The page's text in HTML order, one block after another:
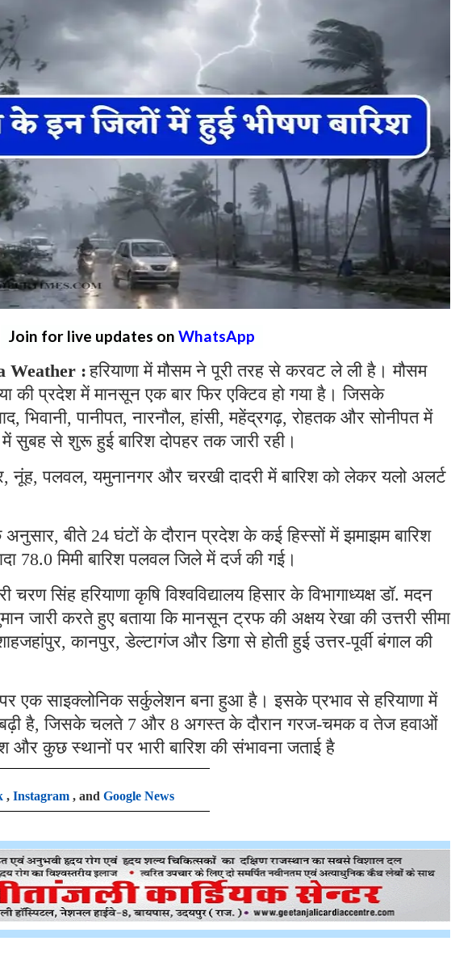
Join for live updates on WhatsApp
Weather : हरियाणा में मौसम ने पूरी तरह से करवट ले ली है। मौसम
की प्रदेश में मानसून एक बार फिर एक्टिव हो गया है। जिसके
भिवानी, पानीपत, नारनौल, हांसी, महेंद्रगढ़, रोहतक और सोनीपत में
सुबह से शुरू हुई बारिश दोपहर तक जारी रही।
पलवल, यमुनानगर और चरखी दादरी में बारिश को लेकर यलो अलर्ट
के अनुसार, बीते 24 घंटों के दौरान प्रदेश के कई हिस्सों में झमाझम बारिश
78.0 मिमी बारिश पलवल जिले में दर्ज की गई।
चरण सिंह हरियाणा कृषि विश्वविद्यालय हिसार के विभागाध्यक्ष डॉ. मदन
जारी करते हुए बताया कि मानसून ट्रफ की अक्षय रेखा की उत्तरी सीमा
कानपुर, डेल्टागंज और डिगा से होती हुई उत्तर-पूर्वी बंगाल की
एक साइक्लोनिक सर्कुलेशन बना हुआ है। इसके प्रभाव से हरियाणा में
बढ़ी है, जिसके चलते 7 और 8 अगस्त के दौरान गरज-चमक व तेज हवाओं
और कुछ स्थानों पर भारी बारिश की संभावना जताई है
, Instagram , and Google News